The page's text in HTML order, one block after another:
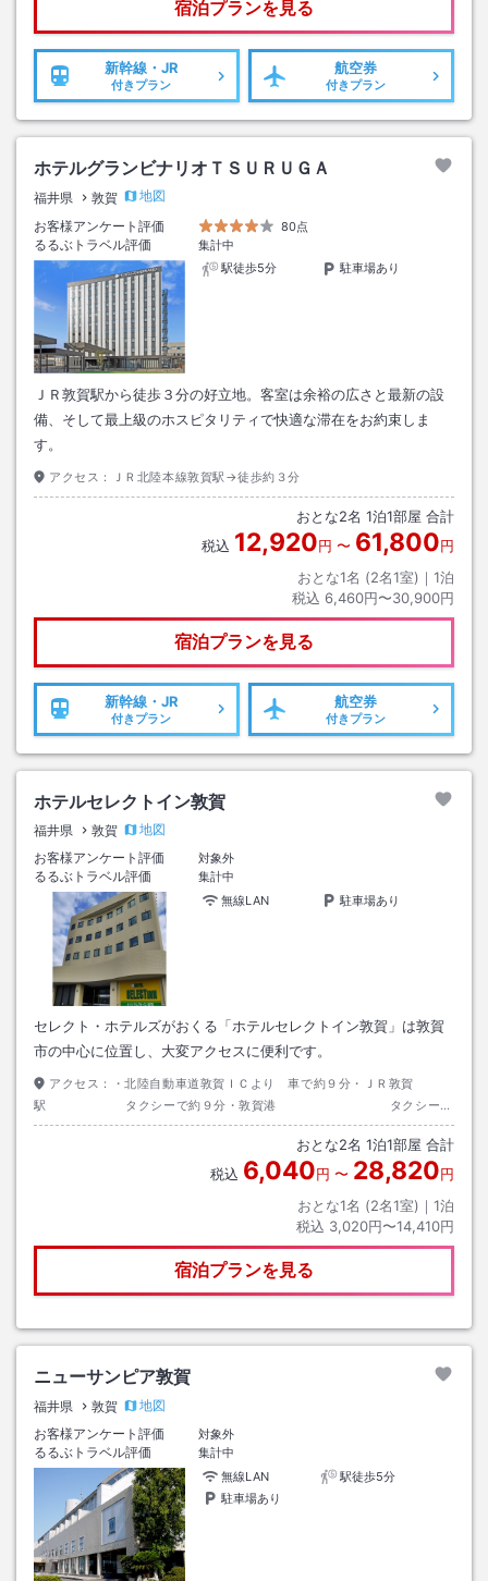
宿泊プランを見る
新幹線・JR
付きプラン
航空券
付きプラン
ホテルグランビナリオＴＳＵＲＵＧＡ
福井県 敦賀
地図
お客様アンケート評価
80点
るるぶトラベル評価
集計中
駅徒歩5分
駐車場あり
ＪＲ敦賀駅から徒歩３分の好立地。客室は余裕の広さと最新の設
備、そして最上級のホスピタリティで快適な滞在をお約束しま
す。
アクセス： ＪＲ北陸本線敦賀駅→徒歩約３分
おとな2名 1泊1部屋 合計
税込 12,920円 〜 61,800円
おとな1名 (2名1室)｜ 1泊
税込 6,460円〜30,900円
宿泊プランを見る
新幹線・JR
付きプラン
航空券
付きプラン
ホテルセレクトイン敦賀
福井県 敦賀
地図
お客様アンケート評価
対象外
るるぶトラベル評価
集計中
無線LAN
駐車場あり
セレクト・ホテルズがおくる「ホテルセレクトイン敦賀」は敦賀
市の中心に位置し、大変アクセスに便利です。
アクセス：
・北陸自動車道敦賀ＩＣより 車で約９分・ＪＲ敦賀
駅 タクシーで約９分・敦賀港 タクシーで
約15分
おとな2名 1泊1部屋 合計
税込 6,040円 〜 28,820円
おとな1名 (2名1室)｜ 1泊
税込 3,020円〜14,410円
宿泊プランを見る
ニューサンピア敦賀
福井県 敦賀
地図
お客様アンケート評価
対象外
るるぶトラベル評価
集計中
無線LAN
駅徒歩5分
駐車場あり